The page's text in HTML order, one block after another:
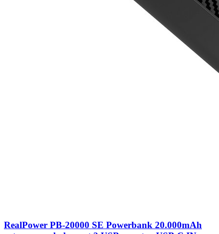
RealPower PB-20000 SE Powerbank 20.000mAh